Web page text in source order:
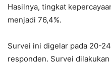
Hasilnya, tingkat
menjadi 76,4%.
Survei ini digelar pada 20-
responden. Survei